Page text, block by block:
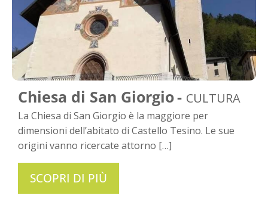
Chiesa di San Giorgio CULTURA
La Chiesa di San Giorgio è la maggiore per
dimensioni dell’abitato di Castello Tesino. Le sue
origini vanno ricercate attorno […]
SCOPRI DI PIÙ